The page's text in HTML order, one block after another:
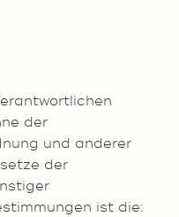
der
und anderer
der
ist die: